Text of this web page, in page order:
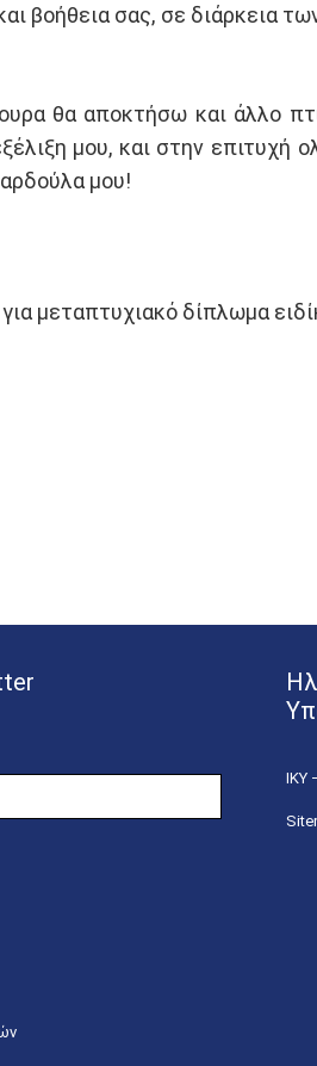
βοήθεια σας, σε διάρκεια
θα αποκτήσω και άλλο
μου, και στην
μου!
μεταπτυχιακό δίπλωμα
ΙΚΥ